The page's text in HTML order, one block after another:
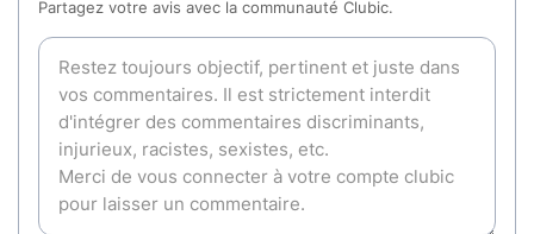
Partagez votre avis avec la communauté Clubic.